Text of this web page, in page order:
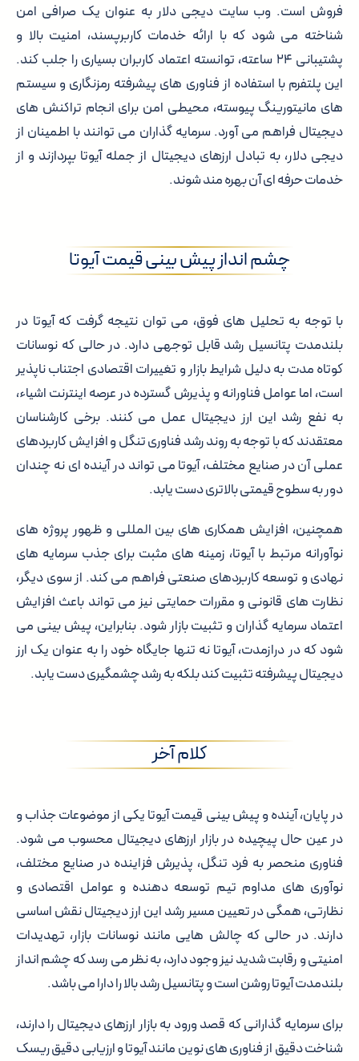
فروش است. وب سایت دیجی دلار به عنوان یک صرافی امن
شناخته می شود که با ارائه خدمات کاربرپسند، امنیت بالا و
پشتیبانی ۲۴ ساعته، توانسته اعتماد کاربران بسیاری را جلب کند.
این پلتفرم با استفاده از فناوری های پیشرفته رمزنگاری و سیستم
های مانیتورینگ پیوسته، محیطی امن برای انجام تراکنش های
دیجیتال فراهم می آورد. سرمایه گذاران می توانند با اطمینان از
دیجی دلار، به تبادل ارزهای دیجیتال از جمله آیوتا بپردازند و از
خدمات حرفه ای آن بهره مند شوند.
چشم انداز پیش بینی قیمت آیوتا
با توجه به تحلیل های فوق، می توان نتیجه گرفت که آیوتا در
بلندمدت پتانسیل رشد قابل توجهی دارد. در حالی که نوسانات
کوتاه مدت به دلیل شرایط بازار و تغییرات اقتصادی اجتناب ناپذیر
است، اما عوامل فناورانه و پذیرش گسترده در عرصه اینترنت اشیاء،
به نفع رشد این ارز دیجیتال عمل می کنند. برخی کارشناسان
معتقدند که با توجه به روند رشد فناوری تنگل و افزایش کاربردهای
عملی آن در صنایع مختلف، آیوتا می تواند در آینده ای نه چندان
دور به سطوح قیمتی بالاتری دست یابد.
همچنین، افزایش همکاری های بین المللی و ظهور پروژه های
نوآورانه مرتبط با آیوتا، زمینه های مثبت برای جذب سرمایه های
نهادی و توسعه کاربردهای صنعتی فراهم می کند. از سوی دیگر،
نظارت های قانونی و مقررات حمایتی نیز می تواند باعث افزایش
اعتماد سرمایه گذاران و تثبیت بازار شود. بنابراین، پیش بینی می
شود که در درازمدت، آیوتا نه تنها جایگاه خود را به عنوان یک ارز
دیجیتال پیشرفته تثبیت کند بلکه به رشد چشمگیری دست یابد.
کلام آخر
در پایان، آینده و پیش بینی قیمت آیوتا یکی از موضوعات جذاب و
در عین حال پیچیده در بازار ارزهای دیجیتال محسوب می شود.
فناوری منحصر به فرد تنگل، پذیرش فزاینده در صنایع مختلف،
نوآوری های مداوم تیم توسعه دهنده و عوامل اقتصادی و
نظارتی، همگی در تعیین مسیر رشد این ارز دیجیتال نقش اساسی
دارند. در حالی که چالش هایی مانند نوسانات بازار، تهدیدات
امنیتی و رقابت شدید نیز وجود دارد، به نظر می رسد که چشم انداز
بلندمدت آیوتا روشن است و پتانسیل رشد بالا را دارا می باشد.
برای سرمایه گذارانی که قصد ورود به بازار ارزهای دیجیتال را دارند،
شناخت دقیق از فناوری های نوین مانند آیوتا و ارزیابی دقیق ریسک